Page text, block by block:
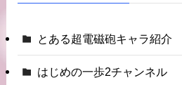
とある超電磁砲キャラ紹介
はじめの一歩2チャンネル